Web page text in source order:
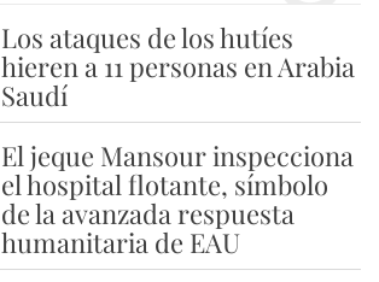
Los ataques de los hutíes
hieren a 11 personas en Arabia
Saudí
El jeque Mansour inspecciona
el hospital flotante, símbolo
de la avanzada respuesta
humanitaria de EAU